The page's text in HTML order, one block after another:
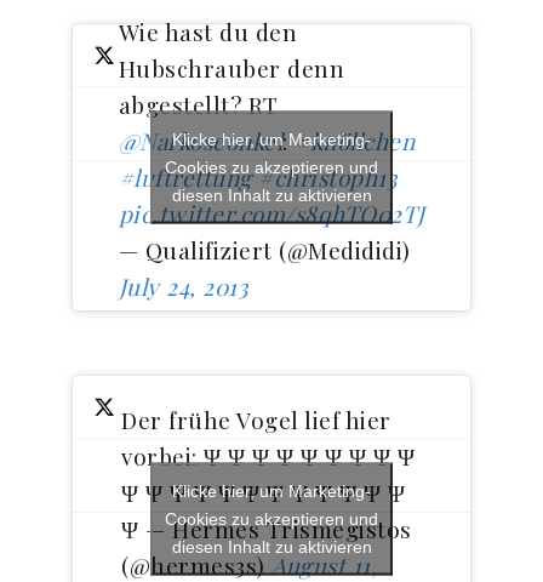
Wie hast du den
Hubschrauber denn
abgestellt? RT
@Narkoseonkel:#knöllchen
#luftrettung #christoph13
pic.twitter.com/s8qhTO02TJ
— Qualifiziert (@Medididi)
July 24, 2013
Klicke hier, um Marketing-
Cookies zu akzeptieren und
diesen Inhalt zu aktivieren
Der frühe Vogel lief hier
vorbei: Ψ Ψ Ψ Ψ Ψ Ψ Ψ Ψ Ψ
Ψ Ψ Ψ Ψ Ψ Ψ Ψ Ψ Ψ Ψ Ψ Ψ
Ψ — Hermes Trismegistos
(@hermes3s)August 11,
Klicke hier, um Marketing-
Cookies zu akzeptieren und
diesen Inhalt zu aktivieren